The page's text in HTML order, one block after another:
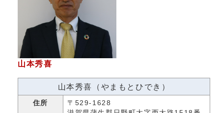
山本秀喜
山本秀喜（やまもとひでき）
住所
〒529-1628